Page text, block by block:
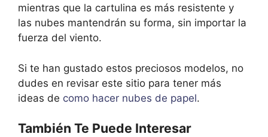
mientras que la cartulina es más resistente y
las nubes mantendrán su forma, sin importar la
fuerza del viento.
Si te han gustado estos preciosos modelos, no
dudes en revisar este sitio para tener más
ideas de como hacer nubes de papel.
También Te Puede Interesar